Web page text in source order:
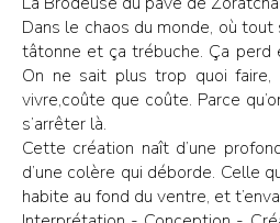
Dans le chaos du monde, où
tâtonne et ça trébuche. Ça perd
On ne sait plus trop quoi faire,
vivre,coûte que coûte. Parce
s’arrêter là.
Cette création naît d’une
d’une colère qui déborde. Celle
habite au fond du ventre, et